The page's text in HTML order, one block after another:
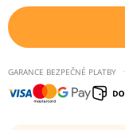
GARANCE BEZPEČNÉ PLATBY